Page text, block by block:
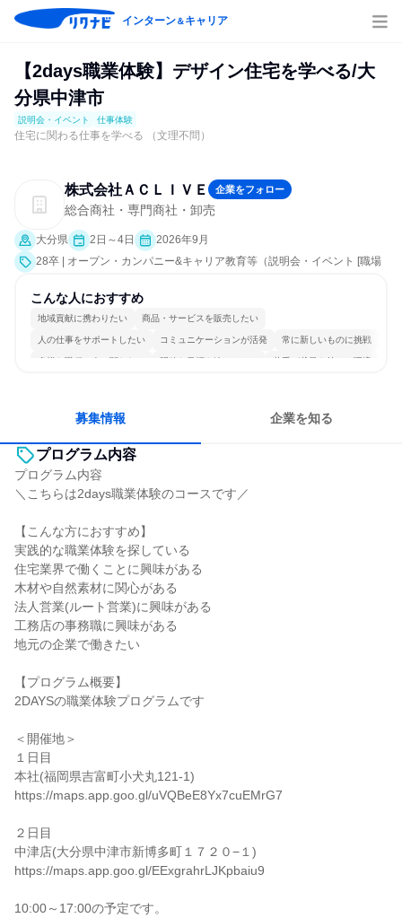
インターン＆キャリア
【2days職業体験】デザイン住宅を学べる/大
分県中津市
説明会・イベント 仕事体験
住宅に関わる仕事を学べる （文理不問）
株式会社ＡＣＬＩＶＥ 企業をフォロー
総合商社・専門商社・卸売
大分県 2日～4日
2026年9月
28卒 | オープン・カンパニー&キャリア教育等（説明会・イベント [職場
こんな人におすすめ
地域貢献に携わりたい 商品・サービスを販売したい
人の仕事をサポートしたい コミュニケーションが活発 常に新しいものに挑戦
多様な職種の人と関われる 明確な目標を追いかける 若手が裁量を持てる環境
募集情報 企業を知る
プログラム内容
プログラム内容
＼こちらは2days職業体験のコースです／
【こんな方におすすめ】
実践的な職業体験を探している
住宅業界で働くことに興味がある
木材や自然素材に関心がある
法人営業(ルート営業)に興味がある
工務店の事務職に興味がある
地元の企業で働きたい
【プログラム概要】
2DAYSの職業体験プログラムです
＜開催地＞
１日目
本社(福岡県吉富町小犬丸121-1)
https://maps.app.goo.gl/uVQBeE8Yx7cuEMrG7
２日目
中津店(大分県中津市新博多町１７２０−１)
https://maps.app.goo.gl/EExgrahrLJKpbaiu9
10:00～17:00の予定です。